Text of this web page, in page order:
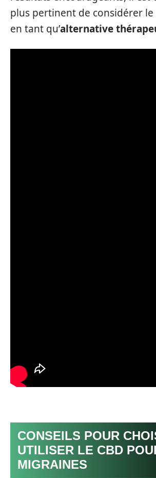
plus pertinent de considérer le
en tant qu’alternative
CONSEILS POUR
UTILISER LE CBD
MIGRAINES